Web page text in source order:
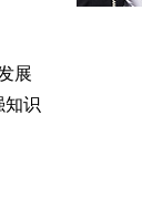
展
知识